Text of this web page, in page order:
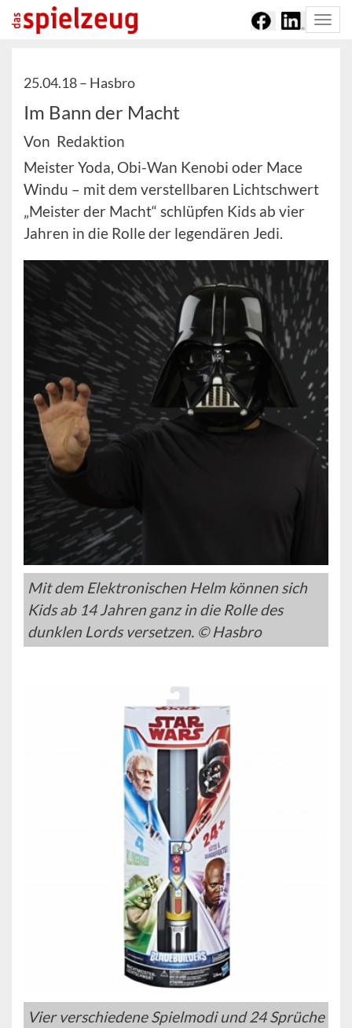
25.04.18 – Hasbro
Im Bann der Macht
Von Redaktion
Meister Yoda, Obi-Wan Kenobi oder Mace
Windu – mit dem verstellbaren Lichtschwert
„Meister der Macht“ schlüpfen Kids ab vier
Jahren in die Rolle der legendären Jedi.
Mit dem Elektronischen Helm können sich
Kids ab 14 Jahren ganz in die Rolle des
dunklen Lords versetzen. © Hasbro
Vier verschiedene Spielmodi und 24 Sprüche